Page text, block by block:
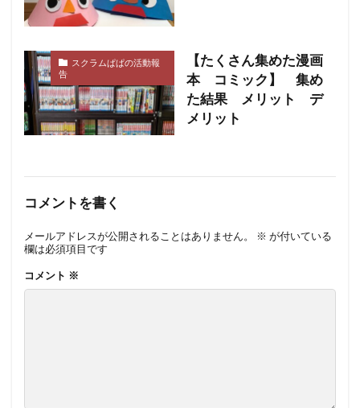
スクラムぱぱの活動報
告
【たくさん集めた漫画
本 コミック】 集め
た結果 メリット デ
メリット
コメントを書く
メールアドレスが公開されることはありません。 ※ が付いている
欄は必須項目です
コメント ※